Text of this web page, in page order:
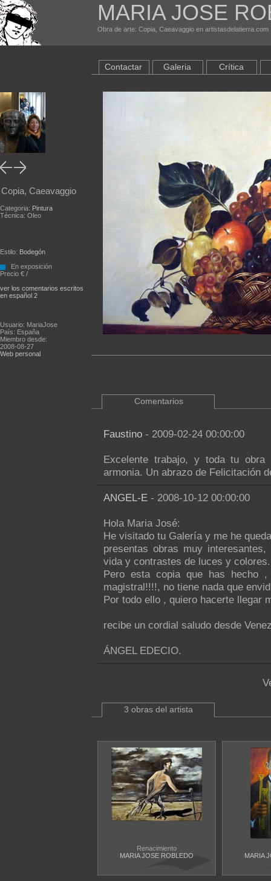
MARIA JOSE
Obra de arte: Copia, Caeavaggio en artistasdelatierra.com
Copia, Caeavaggio
Categoria: Pintura
Técnica: Oleo
Estilo: Bodegón
En exposición
Precio € /
ver los comentarios escritos
en español 2
Usuario: MariaJose
País: España
Miembro desde:
2008-08-27
Web personal
Contactar Galeria Crítica
Comentarios
Faustino - 2009-02-24 00:00:00
Excelente trabajo, y toda tu
armonia. Un abrazo de Felicitación
ANGEL-E - 2008-10-12 00:00:00
Hola Maria José:
He visitado tu Galería y me he
presentas obras muy
vida y contrastes de luces y colores.
Pero esta copia que has hecho
magistral!!!!, no tiene nada que
Por todo ello , quiero hacerte llegar
recibe un cordial saludo desde
ÁNGEL EDECIO.
3 obras del artista
Renacimiento
MARIA JOSE ROBLEDO
MARIA